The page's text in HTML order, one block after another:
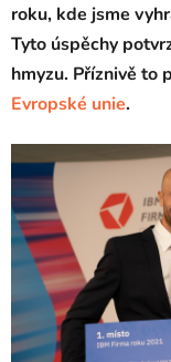
roku, kde jsme
Tyto úspěchy
hmyzu. Příznivě to
Evropské unie.